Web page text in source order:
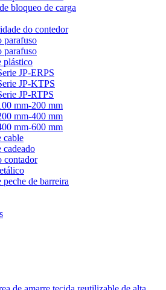
bloqueo de carga
do contedor
parafuso
parafuso
plástico
JP-ERPS
JP-KTPS
JP-RTPS
mm-200 mm
mm-400 mm
mm-600 mm
cable
cadeado
contador
peche de barreira